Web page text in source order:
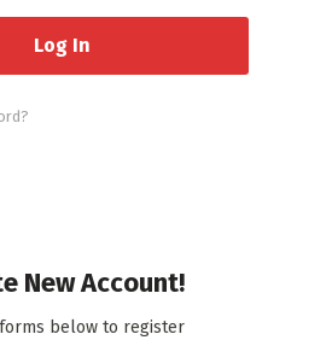
New Account!
below to register